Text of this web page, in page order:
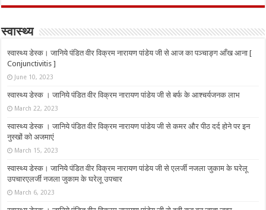
स्वास्थ्य
स्वास्थ्य डेस्क। जानिये पंडित वीर विक्रम नारायण पांडेय जी से आज का पञ्चाङ्ग आँख आना [
Conjunctivitis ]
June 10, 2023
स्वास्थ्य डेस्क । जानिये पंडित वीर विक्रम नारायण पांडेय जी से बर्फ के आश्चर्यजनक लाभ
March 22, 2023
स्वास्थ्य डेस्क । जानिये पंडित वीर विक्रम नारायण पांडेय जी से कमर और पीठ दर्द होने पर इन
नुस्‍खों को अजमाएं
March 15, 2023
स्वास्थ्य डेस्क। जानिये पंडित वीर विक्रम नारायण पांडेय जी से एलर्जी नजला जुकाम के घरेलू
उपचारएलर्जी नजला जुकाम के घरेलू उपचार
March 6, 2023